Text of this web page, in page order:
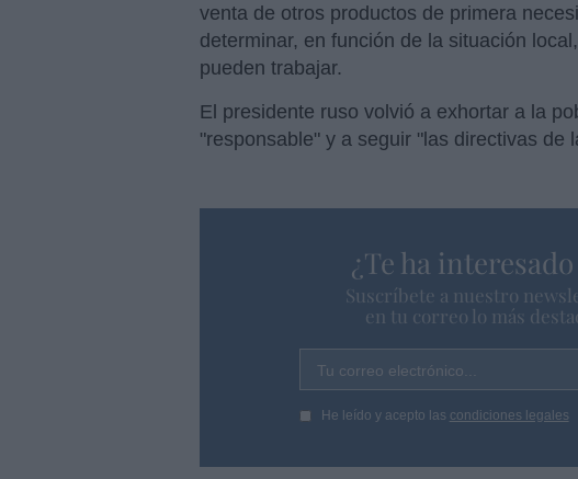
venta de otros productos de primera
determinar, en función de la situación
pueden trabajar.
El presidente ruso volvió a exhortar a la
"responsable" y a seguir "las directivas de
¿Te ha
Suscríbete a nuestro
en tu correo lo más
Tu correo electrónico...
He leído y acepto las condiciones legales